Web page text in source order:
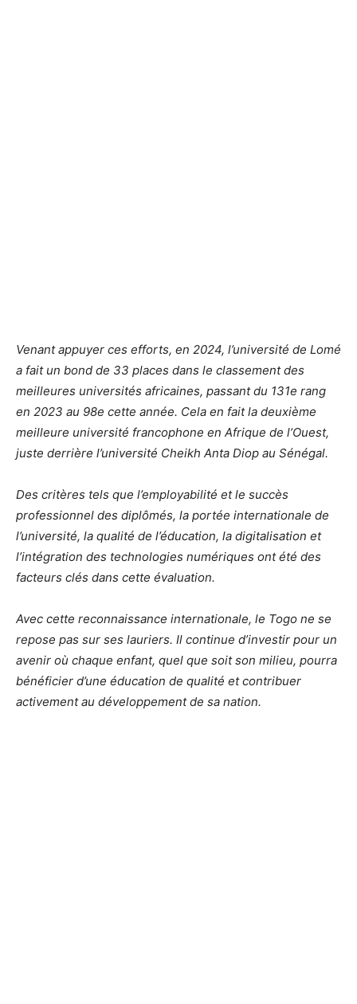
Venant appuyer ces efforts, en 2024, l’université de Lomé
a fait un bond de 33 places dans le classement des
meilleures universités africaines, passant du 131e rang
en 2023 au 98e cette année. Cela en fait la deuxième
meilleure université francophone en Afrique de l’Ouest,
juste derrière l’université Cheikh Anta Diop au Sénégal.
Des critères tels que l’employabilité et le succès
professionnel des diplômés, la portée internationale de
l’université, la qualité de l’éducation, la digitalisation et
l’intégration des technologies numériques ont été des
facteurs clés dans cette évaluation.
Avec cette reconnaissance internationale, le Togo ne se
repose pas sur ses lauriers. Il continue d’investir pour un
avenir où chaque enfant, quel que soit son milieu, pourra
bénéficier d’une éducation de qualité et contribuer
activement au développement de sa nation.